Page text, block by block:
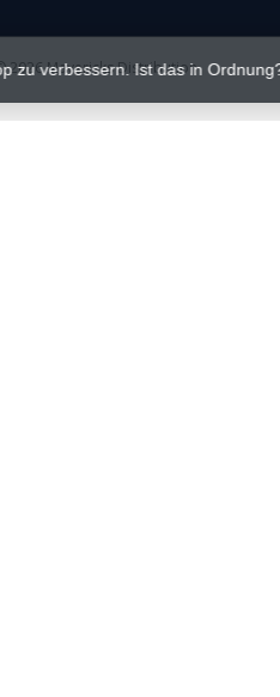
zu verbessern. Ist das in
Mavericks Distribution